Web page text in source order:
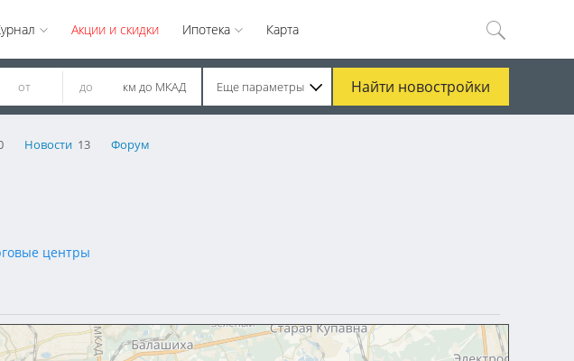
Акции и скидки Ипотека Карта
км до МКАД Еще параметры Найти новостройки
Новости 13
Форум
центры